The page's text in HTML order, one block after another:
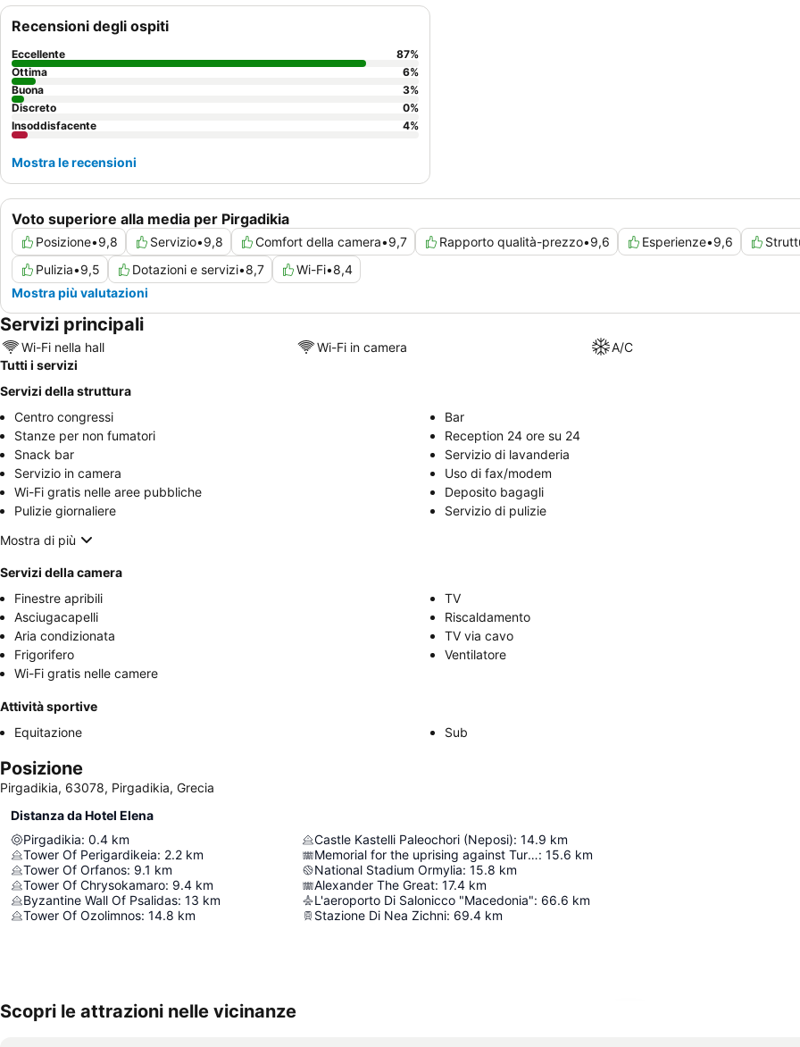
Voto superiore alla media per Pirgadikia
Posizione•9,8 Servizio•9,8 Comfort della camera•9,7 Rapporto qualità-prezzo•9,6 Esperienze•9,6
Pulizia•9,5 Dotazioni e servizi•8,7 Wi-Fi•8,4
Mostra più valutazioni
Recensioni degli ospiti
Eccellente 87%
Ottima
6%
Buona
3%
Discreto
0%
Insoddisfacente
4%
Mostra le recensioni
Servizi principali
Wi-Fi nella hall Wi-Fi in camera
A/C
Tutti i servizi
Servizi della struttura
Centro congressi
Bar
Stanze per non fumatori
Reception 24 ore su 24
Snack bar
Servizio di lavanderia
Servizio in camera
Uso di fax/modem
Wi-Fi gratis nelle aree pubbliche
Deposito bagagli
Pulizie giornaliere
Servizio di pulizie
Mostra di più
Servizi della camera
Finestre apribili
TV
Asciugacapelli
Riscaldamento
Aria condizionata
TV via cavo
Frigorifero
Ventilatore
Wi-Fi gratis nelle camere
Attività sportive
Equitazione
Sub
Posizione
Pirgadikia, 63078, Pirgadikia, Grecia
Distanza da Hotel Elena
Pirgadikia: 0.4 km
Tower Of Perigardikeia: 2.2 km
Tower Of Orfanos: 9.1 km
Tower Of Chrysokamaro: 9.4 km
Byzantine Wall Of Psalidas: 13 km
Tower Of Ozolimnos: 14.8 km
Castle Kastelli Paleochori (Neposi): 14.9 km
Memorial for the uprising against Turks 1821: 15.6 km
National Stadium Ormylia: 15.8 km
Alexander The Great: 17.4 km
L'aeroporto Di Salonicco "Macedonia": 66.6 km
Stazione Di Nea Zichni: 69.4 km
Scopri le attrazioni nelle vicinanze